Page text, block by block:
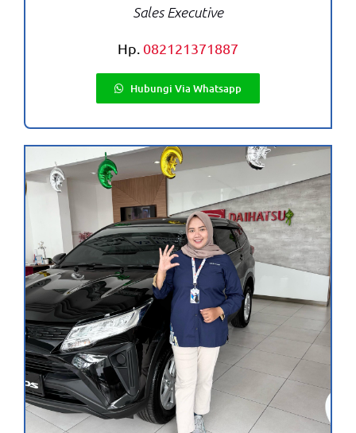
Sales Executive
Hp. 082121371887
Hubungi Via Whatsapp